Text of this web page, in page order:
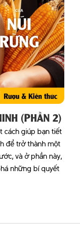
(PHẦN 2)
cách giúp bạn tiết
để trở thành một
và ở phần này,
những bí quyết